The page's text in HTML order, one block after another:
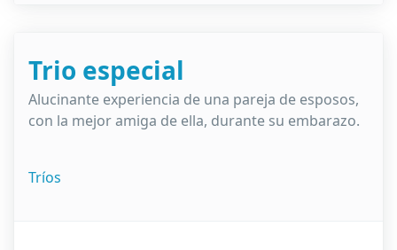
Trio especial
Alucinante experiencia de una pareja de esposos,
con la mejor amiga de ella, durante su embarazo.
Tríos